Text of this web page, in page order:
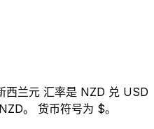
西兰元 汇率是 NZD 兑 USD
。 货币符号为 $。